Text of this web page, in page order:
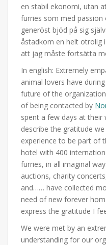
en stabil ekonomi, utan
furries som med passion
generöst bjöd på sig
åstadkom en helt otrolig
att jag måste fortsätta
In english: Extremely
animal lovers have
future of the
of being contacted by
spent a few days at their
describe the gratitude
experience to be part of
hotel with 400
furries, in all imaginal
auctions, charity
and…… have collected
need of new forever
express the gratitude I
We were met by an
understanding for our